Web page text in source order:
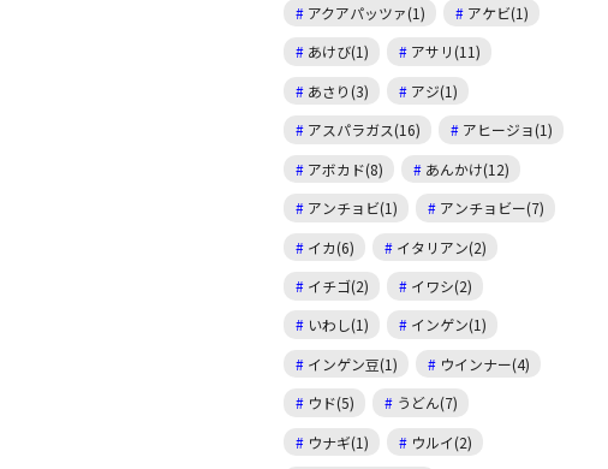
アクアパッツァ(1)
アケビ(1)
あけび(1)
アサリ(11)
あさり(3)
アジ(1)
アスパラガス(16)
アヒージョ(1)
アボカド(8)
あんかけ(12)
アンチョビ(1)
アンチョビー(7)
イカ(6)
イタリアン(2)
イチゴ(2)
イワシ(2)
いわし(1)
インゲン(1)
インゲン豆(1)
ウインナー(4)
ウド(5)
うどん(7)
ウナギ(1)
ウルイ(2)